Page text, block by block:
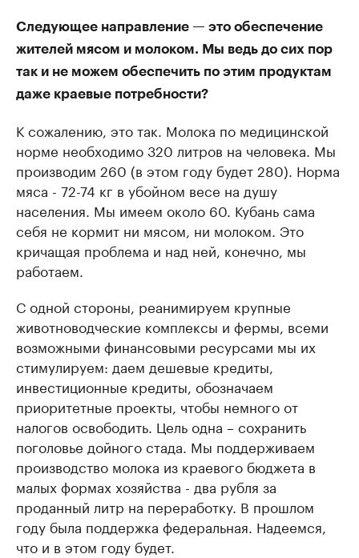
Следующее направление — это обеспечение
жителей мясом и молоком. Мы ведь до сих пор
так и не можем обеспечить по этим продуктам
даже краевые потребности?
К сожалению, это так. Молока по медицинской
норме необходимо 320 литров на человека. Мы
производим 260 (в этом году будет 280). Норма
мяса - 72-74 кг в убойном весе на душу
населения. Мы имеем около 60. Кубань сама
себя не кормит ни мясом, ни молоком. Это
кричащая проблема и над ней, конечно, мы
работаем.
С одной стороны, реанимируем крупные
животноводческие комплексы и фермы, всеми
возможными финансовыми ресурсами мы их
стимулируем: даем дешевые кредиты,
инвестиционные кредиты, обозначаем
приоритетные проекты, чтобы немного от
налогов освободить. Цель одна – сохранить
поголовье дойного стада. Мы поддерживаем
производство молока из краевого бюджета в
малых формах хозяйства - два рубля за
проданный литр на переработку. В прошлом
году была поддержка федеральная. Надеемся,
что и в этом году будет.